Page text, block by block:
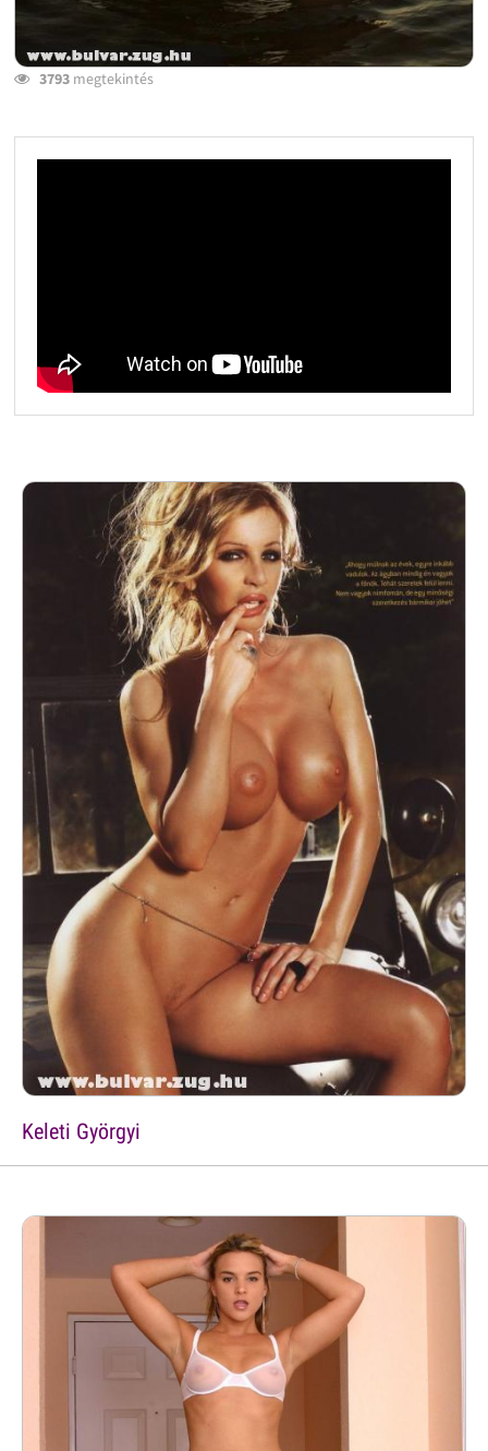
3793megtekintés
Keleti Györgyi